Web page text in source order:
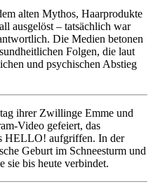
alten Mythos, Haarprodukte
ausgelöst – tatsächlich war
Die Medien betonen
Folgen, die laut
und psychischen Abstieg
ihrer Zwillinge Emme und
gefeiert, das
HELLO! aufgriffen. In der
Geburt im Schneesturm und
sie bis heute verbindet.